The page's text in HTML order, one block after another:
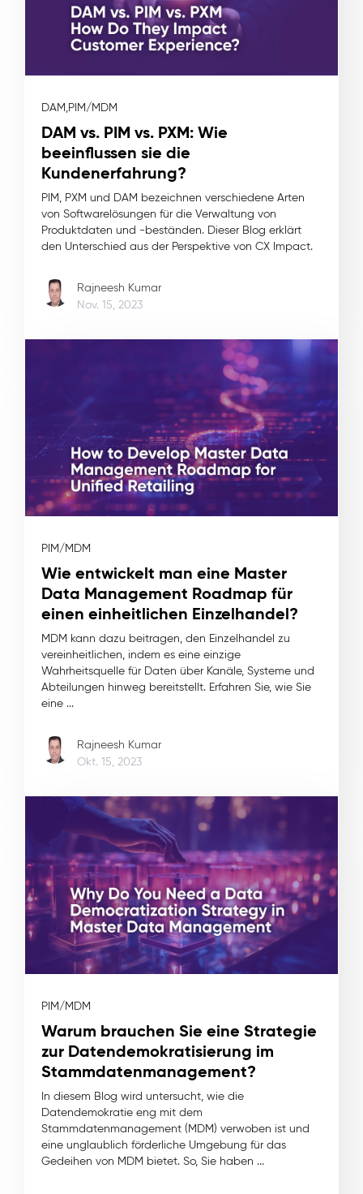
DAM,PIM/MDM
DAM vs. PIM vs. PXM: Wie
beeinflussen sie die
Kundenerfahrung?
PIM, PXM und DAM bezeichnen verschiedene Arten
von Softwarelösungen für die Verwaltung von
Produktdaten und -beständen. Dieser Blog erklärt
den Unterschied aus der Perspektive von CX Impact.
Rajneesh Kumar
Nov. 15, 2023
PIM/MDM
Wie entwickelt man eine Master
Data Management Roadmap für
einen einheitlichen Einzelhandel?
MDM kann dazu beitragen, den Einzelhandel zu
vereinheitlichen, indem es eine einzige
Wahrheitsquelle für Daten über Kanäle, Systeme und
Abteilungen hinweg bereitstellt. Erfahren Sie, wie Sie
eine ...
Rajneesh Kumar
Okt. 15, 2023
PIM/MDM
Warum brauchen Sie eine Strategie
zur Datendemokratisierung im
Stammdatenmanagement?
In diesem Blog wird untersucht, wie die
Datendemokratie eng mit dem
Stammdatenmanagement (MDM) verwoben ist und
eine unglaublich förderliche Umgebung für das
Gedeihen von MDM bietet. So, Sie haben ...